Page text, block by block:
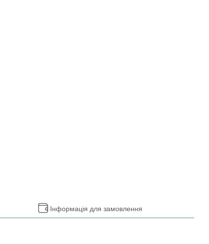
Інформація для замовлення